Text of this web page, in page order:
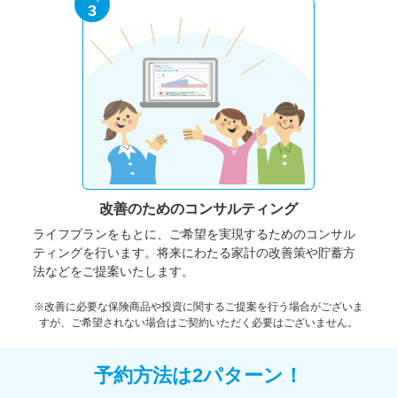
3
改善のためのコンサルティング
ライフプランをもとに、ご希望を実現するためのコンサル
ティングを行います。将来にわたる家計の改善策や貯蓄方
法などをご提案いたします。
※改善に必要な保険商品や投資に関するご提案を行う場合がございま
すが、ご希望されない場合はご契約いただく必要はございません。
予約方法は2パターン！